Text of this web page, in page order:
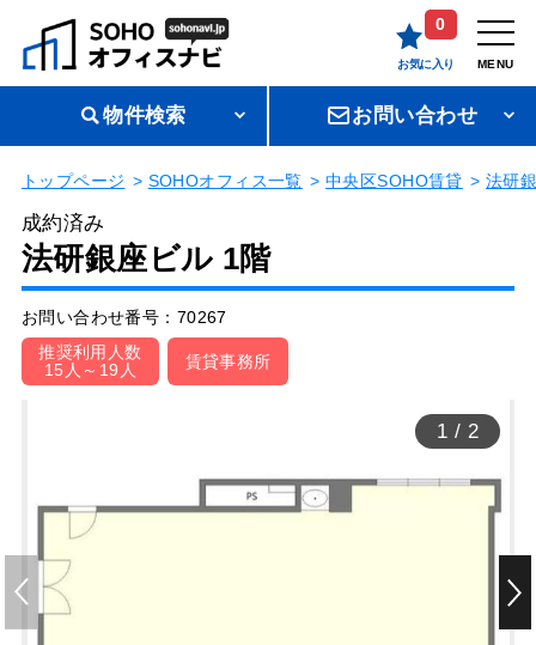
0
お気に入り MENU
物件検索 お問い合わせ
トップページ SOHOオフィス一覧 中央区SOHO賃貸 法研
成約済み
法研銀座ビル 1階
お問い合わせ番号：70267
推奨利用人数
15人～19人
賃貸事務所
1 / 2